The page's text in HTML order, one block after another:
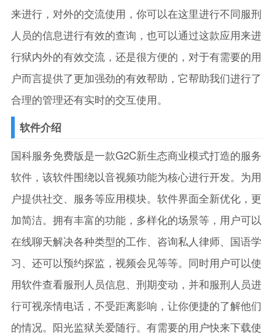
来进行，对外的交流使用，你可以在这里进行不同服刑
人员的信息进行有效的查询，也可以通过这款应用来进
行狱内外的有效交流，还是很方便的，对于有需要的用
户而言提供了更加强劲的有效帮助，它帮助我们进行了
合理的管理还有实时的交互使用。
软件介绍
国科服务免费版是一款G2C新生态商业模式打造的服务
软件，该软件围绕以音视频功能为核心进行开发。为用
户提供社交、服务等应用模块。软件界面全新优化，更
加简洁。拥有丰富的功能，多样化的场景等，用户可以
在线聊天解决各种类型的工作、咨询私人律师、国语学
习、还可以预约探监，视频会见等等。同时用户可以使
用软件查看服刑人员信息、刑期变动，并和服刑人员进
行可视亲情电话，不受距离影响，让你便捷的了解他们
的情况。阳光监狱关爱随行。有需要的用户快来下载使